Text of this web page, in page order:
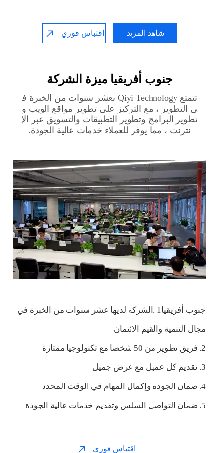
شاهد المزيد اقتباس فوري
جنوب أفريقيا‎ ميزة الشركة
تتمتع Qiyi Technology بعشر سنوات من الخبرة ف
ي التطوير ، مع التركيز على تطوير مواقع الويب و
تطوير البرامج وتطوير التطبيقات والتسويق عبر الإ
نترنت ، مما يوفر للعملاء خدمات عالية الجودة.
جنوب أفريقيا‎ 1.الشركة لديها عشر سنوات من الخبرة في
مجال التنمية والقيم الائتمان
2. فريق تطوير من 50 شخصا مع تكنولوجيا ممتازة
3. تقديم كل عميل مع عرض جميل
4. ضمان الجودة وإكمال المهام في الوقت المحدد
5. ضمان التواصل السلس وتقديم خدمات عالية الجودة
اقتباس فوري